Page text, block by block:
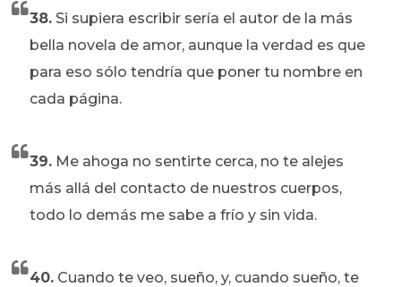
38. Si supiera escribir sería el autor de la más
bella novela de amor, aunque la verdad es que
para eso sólo tendría que poner tu nombre en
cada página.
39. Me ahoga no sentirte cerca, no te alejes
más allá del contacto de nuestros cuerpos,
todo lo demás me sabe a frío y sin vida.
40. Cuando te veo, sueño, y, cuando sueño, te